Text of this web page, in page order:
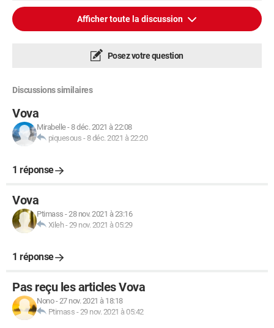
Afficher toute la discussion
Posez votre question
Discussions similaires
Vova
Mirabelle-8 déc. 2021 à 22:08
piquesous - 8 déc. 2021 à 22:20
1 réponse
Vova
Ptimass -28 nov. 2021 à 23:16
Xileh-29 nov. 2021 à 05:29
1 réponse
Pas reçu les articles Vova
Nono-27 nov. 2021 à 18:18
Ptimass -29 nov. 2021 à 05:42